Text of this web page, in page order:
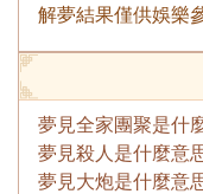
解夢結果僅供娛樂
夢見全家團聚是什
夢見殺人是什麼意
夢見大炮是什麼意